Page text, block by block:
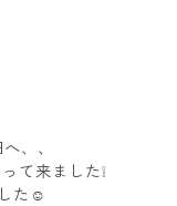
、、
て来ました❕
た☺️